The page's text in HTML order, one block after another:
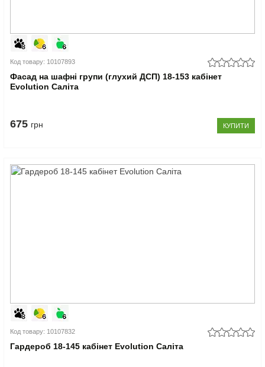
Код товару: 10107893
Фасад на шафні групи (глухий ДСП) 18-153 кабінет
Evolution Саліта
675 грн КУПИТИ
Код товару: 10107832
Гардероб 18-145 кабінет Evolution Саліта